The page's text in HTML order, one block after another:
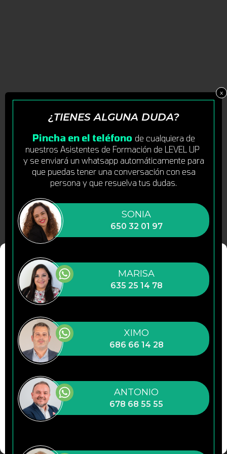
Para ofrecer las mejores experiencias, utilizamos tecnologías como las
cookies para almacenar y/o acceder a la información del dispositivo. El
consentimiento de estas tecnologías nos permitirá procesar datos como
el comportamiento de navegación o las identificaciones únicas en este
negativamente a ciertas características y funciones.
Gestionar los servicios
Denegar
Ver preferencias
¿TIENES ALGUNA DUDA?
Pincha en el teléfono de cualquiera de
nuestros Asistentes de Formación de LEVEL UP
y se enviará un whatsapp automáticamente para
que puedas tener una conversación con esa
persona y que resuelva tus dudas.
SONIA
650 32 01 97
MARISA
635 25 14 78
XIMO
686 66 14 28
ANTONIO
678 68 55 55
x